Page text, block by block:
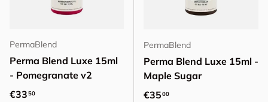
PermaBlend
Perma Blend Luxe 15ml
- Pomegranate v2
Precio normal
€3350
PermaBlend
Perma Blend Luxe 15ml -
Maple Sugar
Precio normal
€3500